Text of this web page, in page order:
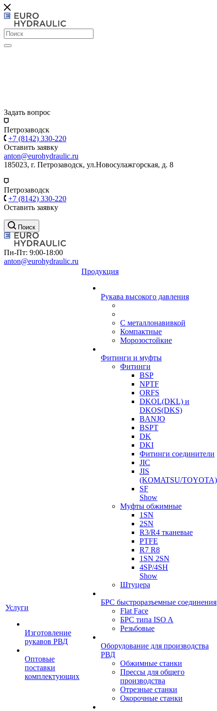
Задать вопрос
Петрозаводск
+7 (8142) 330-220
Оставить заявку
anton@eurohydraulic.ru
185023, г. Петрозаводск, ул.Новосулажгорская, д. 8
Петрозаводск
+7 (8142) 330-220
Оставить заявку
Поиск
Пн-Пт: 9:00-18:00
anton@eurohydraulic.ru
Услуги
Изготовление
рукавов РВД
Оптовые
поставки
комплектующих
Продукция
Рукава высокого давления
С металлонавивкой
Компактные
Морозостойкие
Фитинги и муфты
Фитинги
BSP
NPTF
ORFS
DKOL(DKL) и
DKOS(DKS)
BANJO
BSPT
DK
DKI
Фитинги соединители
JIC
JIS
(KOMATSU/TOYOTA)
SF
Show
Муфты обжимные
1SN
2SN
R3/R4 тканевые
PTFE
R7 R8
1SN 2SN
4SP/4SH
Show
Штуцера
БРС быстроразъемные соединения
Flat Face
БРС типа ISO A
Резьбовые
Оборудование для производства
РВД
Обжимные станки
Прессы для общего
производства
Отрезные станки
Окорочные станки